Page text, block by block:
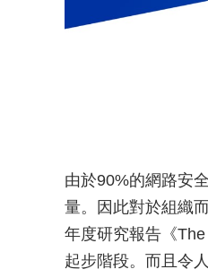
由於90%的網路安
量。因此對於組織
年度研究報告《
起步階段。而且令